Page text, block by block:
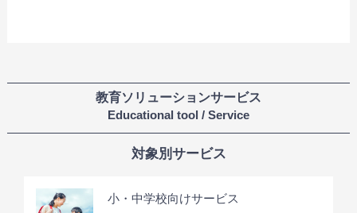
教育ソリューションサービス
Educational tool / Service
対象別サービス
小・中学校向けサービス